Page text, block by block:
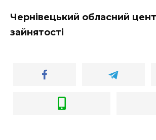
Чернівецький обласний
зайнятості